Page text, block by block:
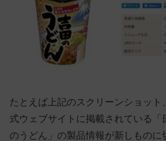
たとえば上記のスクリーンショット
式ウェブサイトに掲載されている「
のうどん」の製品情報が新しものに